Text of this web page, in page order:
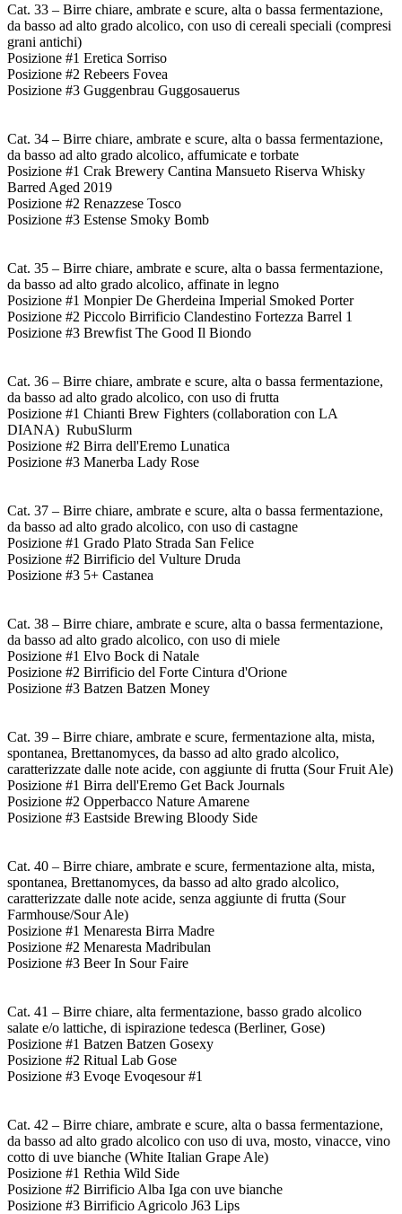
Cat. 33 – Birre chiare, ambrate e scure, alta o bassa fermentazione,
da basso ad alto grado alcolico, con uso di cereali speciali (compresi
grani antichi)
Posizione #1 Eretica Sorriso
Posizione #2 Rebeers Fovea
Posizione #3 Guggenbrau Guggosauerus
Cat. 34 – Birre chiare, ambrate e scure, alta o bassa fermentazione,
da basso ad alto grado alcolico, affumicate e torbate
Posizione #1 Crak Brewery Cantina Mansueto Riserva Whisky
Barred Aged 2019
Posizione #2 Renazzese Tosco
Posizione #3 Estense Smoky Bomb
Cat. 35 – Birre chiare, ambrate e scure, alta o bassa fermentazione,
da basso ad alto grado alcolico, affinate in legno
Posizione #1 Monpier De Gherdeina Imperial Smoked Porter
Posizione #2 Piccolo Birrificio Clandestino Fortezza Barrel 1
Posizione #3 Brewfist The Good Il Biondo
Cat. 36 – Birre chiare, ambrate e scure, alta o bassa fermentazione,
da basso ad alto grado alcolico, con uso di frutta
Posizione #1 Chianti Brew Fighters (collaboration con LA
DIANA) RubuSlurm
Posizione #2 Birra dell'Eremo Lunatica
Posizione #3 Manerba Lady Rose
Cat. 37 – Birre chiare, ambrate e scure, alta o bassa fermentazione,
da basso ad alto grado alcolico, con uso di castagne
Posizione #1 Grado Plato Strada San Felice
Posizione #2 Birrificio del Vulture Druda
Posizione #3 5+ Castanea
Cat. 38 – Birre chiare, ambrate e scure, alta o bassa fermentazione,
da basso ad alto grado alcolico, con uso di miele
Posizione #1 Elvo Bock di Natale
Posizione #2 Birrificio del Forte Cintura d'Orione
Posizione #3 Batzen Batzen Money
Cat. 39 – Birre chiare, ambrate e scure, fermentazione alta, mista,
spontanea, Brettanomyces, da basso ad alto grado alcolico,
caratterizzate dalle note acide, con aggiunte di frutta (Sour Fruit Ale)
Posizione #1 Birra dell'Eremo Get Back Journals
Posizione #2 Opperbacco Nature Amarene
Posizione #3 Eastside Brewing Bloody Side
Cat. 40 – Birre chiare, ambrate e scure, fermentazione alta, mista,
spontanea, Brettanomyces, da basso ad alto grado alcolico,
caratterizzate dalle note acide, senza aggiunte di frutta (Sour
Farmhouse/Sour Ale)
Posizione #1 Menaresta Birra Madre
Posizione #2 Menaresta Madribulan
Posizione #3 Beer In Sour Faire
Cat. 41 – Birre chiare, alta fermentazione, basso grado alcolico
salate e/o lattiche, di ispirazione tedesca (Berliner, Gose)
Posizione #1 Batzen Batzen Gosexy
Posizione #2 Ritual Lab Gose
Posizione #3 Evoqe Evoqesour #1
Cat. 42 – Birre chiare, ambrate e scure, alta o bassa fermentazione,
da basso ad alto grado alcolico con uso di uva, mosto, vinacce, vino
cotto di uve bianche (White Italian Grape Ale)
Posizione #1 Rethia Wild Side
Posizione #2 Birrificio Alba Iga con uve bianche
Posizione #3 Birrificio Agricolo J63 Lips